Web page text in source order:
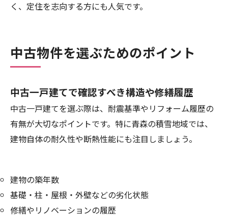
く、定住を志向する方にも人気です。
中古物件を選ぶためのポイント
中古一戸建てで確認すべき構造や修繕履歴
中古一戸建てを選ぶ際は、耐震基準やリフォーム履歴の
有無が大切なポイントです。特に青森の積雪地域では、
建物自体の耐久性や断熱性能にも注目しましょう。
建物の築年数
基礎・柱・屋根・外壁などの劣化状態
修繕やリノベーションの履歴